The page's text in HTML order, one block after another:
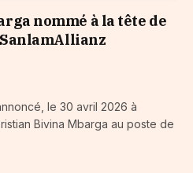
nommé à la tête de
le 30 avril 2026 à
Bivina Mbarga au poste de